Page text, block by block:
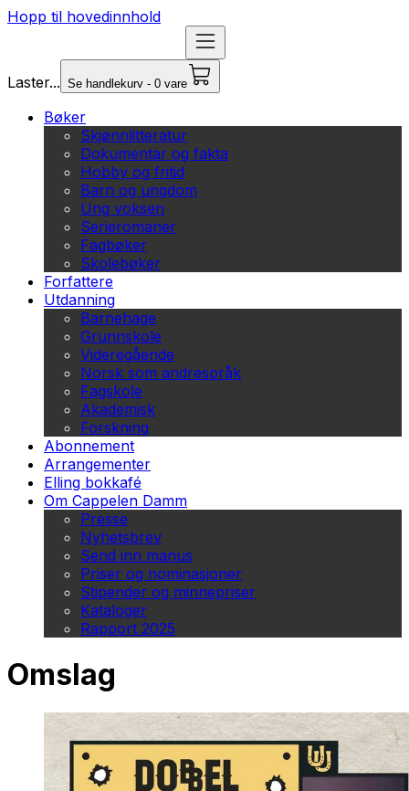
Hopp til hovedinnhold
Laster... Se handlekurv - 0 vare
Bøker
Skjønnlitteratur
Dokumentar og fakta
Hobby og fritid
Barn og ungdom
Ung voksen
Serieromaner
Fagbøker
Skolebøker
Forfattere
Utdanning
Barnehage
Grunnskole
Videregående
Norsk som andrespråk
Fagskole
Akademisk
Forskning
Abonnement
Arrangementer
Elling bokkafé
Om Cappelen Damm
Presse
Nyhetsbrev
Send inn manus
Priser og nominasjoner
Stipender og minnepriser
Kataloger
Rapport 2025
Omslag